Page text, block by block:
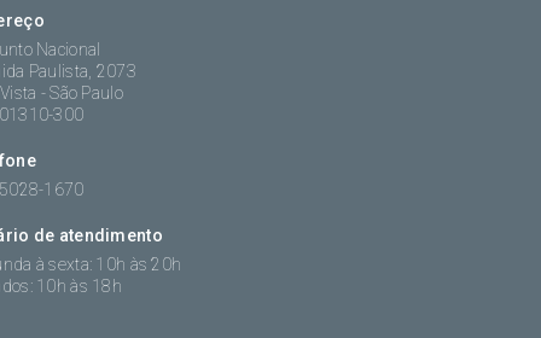
Nacional
Paulista, 2073
- São Paulo
300
1670
de atendimento
à sexta: 10h às 20h
10h às 18h